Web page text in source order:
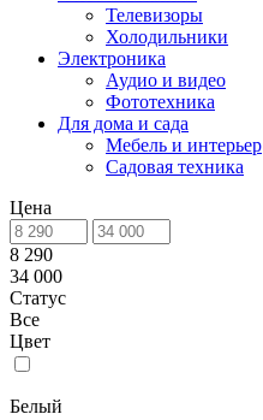
Телевизоры
Холодильники
Электроника
Аудио и видео
Фототехника
Для дома и сада
Мебель и интерьер
Садовая техника
Цена
8 290
34 000
Статус
Все
Цвет
Белый